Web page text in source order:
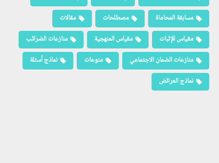
مسابقة المحاماة
مصطلحات
مقالات
مقياس الإثبات
مقياس المنهجية
منازعات الضرائب
منازعات الضمان الاجتماعي
منوعات
نماذج أسئلة
نماذج العرائض